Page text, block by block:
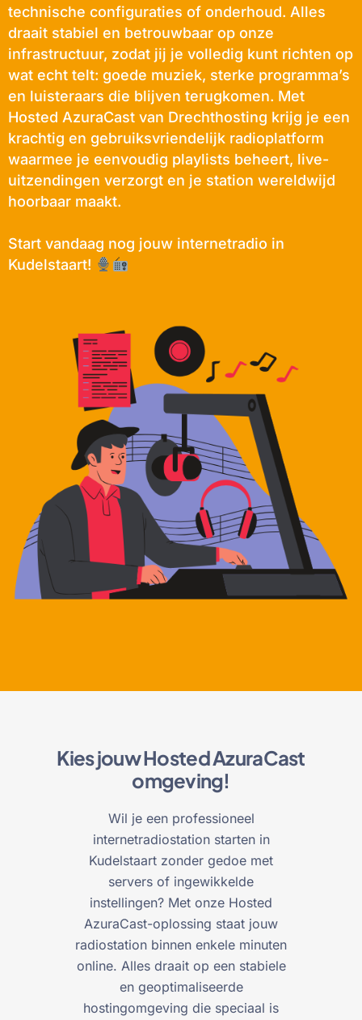
technische configuraties of onderhoud. Alles
draait stabiel en betrouwbaar op onze
infrastructuur, zodat jij je volledig kunt richten op
wat echt telt: goede muziek, sterke programma’s
en luisteraars die blijven terugkomen. Met
Hosted AzuraCast van Drechthosting krijg je een
krachtig en gebruiksvriendelijk radioplatform
waarmee je eenvoudig playlists beheert, live-
uitzendingen verzorgt en je station wereldwijd
hoorbaar maakt.
Start vandaag nog jouw internetradio in
Kudelstaart!
Kies jouw Hosted AzuraCast
omgeving!
Wil je een professioneel
internetradiostation starten in
Kudelstaart zonder gedoe met
servers of ingewikkelde
instellingen? Met onze Hosted
AzuraCast-oplossing staat jouw
radiostation binnen enkele minuten
online. Alles draait op een stabiele
en geoptimaliseerde
hostingomgeving die speciaal is